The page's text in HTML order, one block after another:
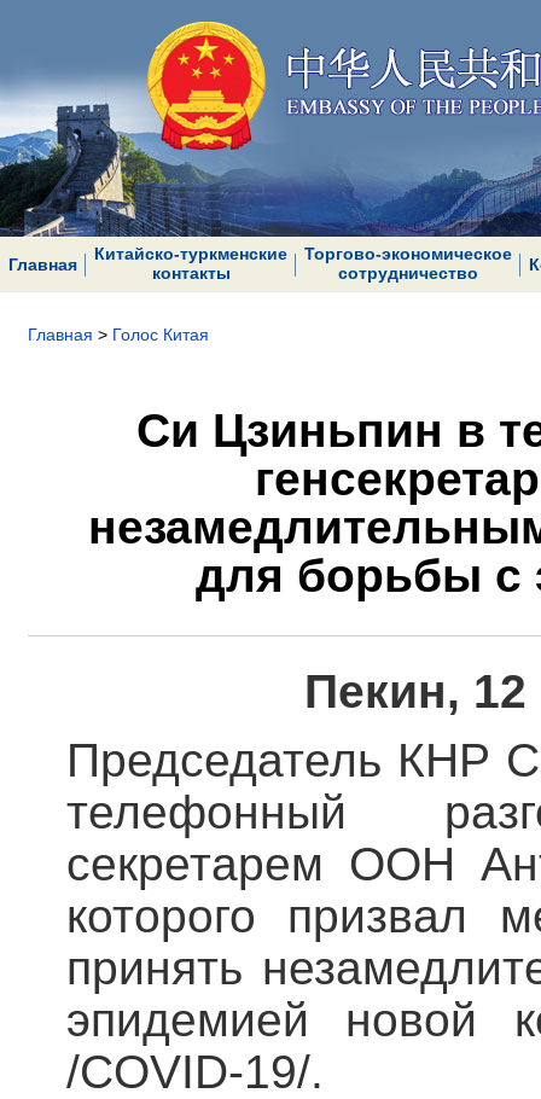
Главная
Китайско-туркменские
контакты
Торгово-экономическое
сотрудничество
Главная > Голос Китая
Си Цзиньпин в
для борьбы с
Пекин,
Председатель КНР
телефонный
секретарем ООН
которого призвал
принять
эпидемией новой
/COVID-19/.